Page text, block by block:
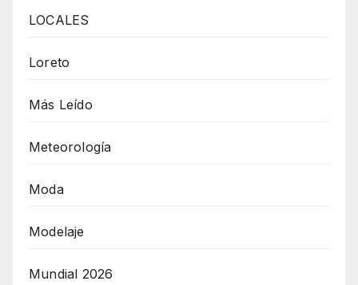
LOCALES
Loreto
Más Leído
Meteorología
Moda
Modelaje
Mundial 2026